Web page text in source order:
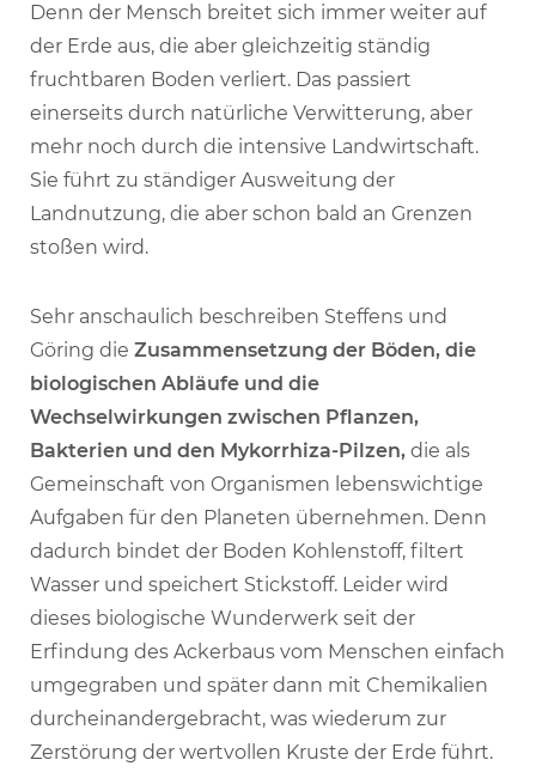
Denn der Mensch breitet sich immer weiter auf
der Erde aus, die aber gleichzeitig ständig
fruchtbaren Boden verliert. Das passiert
einerseits durch natürliche Verwitterung, aber
mehr noch durch die intensive Landwirtschaft.
Sie führt zu ständiger Ausweitung der
Landnutzung, die aber schon bald an Grenzen
stoßen wird.
Sehr anschaulich beschreiben Steffens und
Göring die Zusammensetzung der Böden, die
biologischen Abläufe und die
Wechselwirkungen zwischen Pflanzen,
Bakterien und den Mykorrhiza-Pilzen, die als
Gemeinschaft von Organismen lebenswichtige
Aufgaben für den Planeten übernehmen. Denn
dadurch bindet der Boden Kohlenstoff, filtert
Wasser und speichert Stickstoff. Leider wird
dieses biologische Wunderwerk seit der
Erfindung des Ackerbaus vom Menschen einfach
umgegraben und später dann mit Chemikalien
durcheinandergebracht, was wiederum zur
Zerstörung der wertvollen Kruste der Erde führt.